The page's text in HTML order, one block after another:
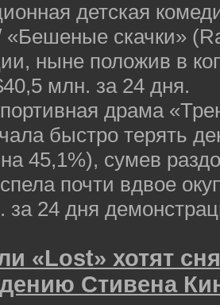
детская
«Бешеные скачки»
ныне положив в
млн. за 24 дня.
драма
быстро терять
45,1%), сумев
почти вдвое
за 24 дня
«Lost» хотят
Стивена